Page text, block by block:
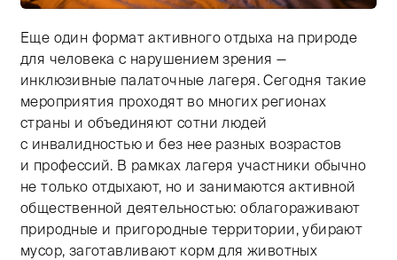
Тифлокомментарий: цветная фотография.
Еще один формат активного отдыха на природе
для человека с нарушением зрения —
инклюзивные палаточные лагеря. Сегодня такие
мероприятия проходят во многих регионах
страны и объединяют сотни людей
с инвалидностью и без нее разных возрастов
и профессий. В рамках лагеря участники обычно
не только отдыхают, но и занимаются активной
общественной деятельностью: облагораживают
природные и пригородные территории, убирают
мусор, заготавливают корм для животных